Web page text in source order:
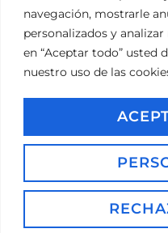
navegación, mostrarle
personalizados y
en “Aceptar todo” usted
nuestro uso de las
los puntos de vista y las
del autor o autores y no
Europea o la Comisión
Europea pueden ser
Política
Copyright 2025 – Todos